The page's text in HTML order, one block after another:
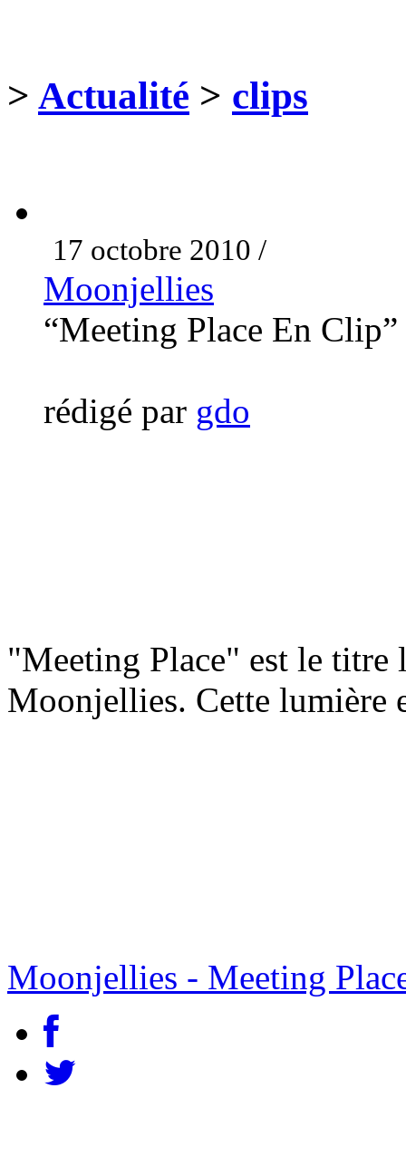
> Actualité > clips
17 octobre 2010 /
Moonjellies
“Meeting Place En Clip”
rédigé par gdo
"Meeting Place" est le
Moonjellies. Cette lumière
Moonjellies - Meeting